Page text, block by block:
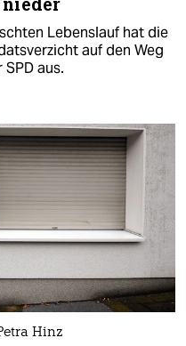
nieder
Lebenslauf hat die
auf den Weg
aus.
Hinz